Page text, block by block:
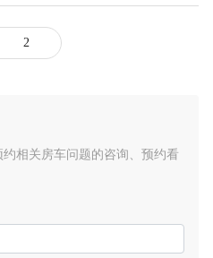
2
相关房车问题的咨询、预约看